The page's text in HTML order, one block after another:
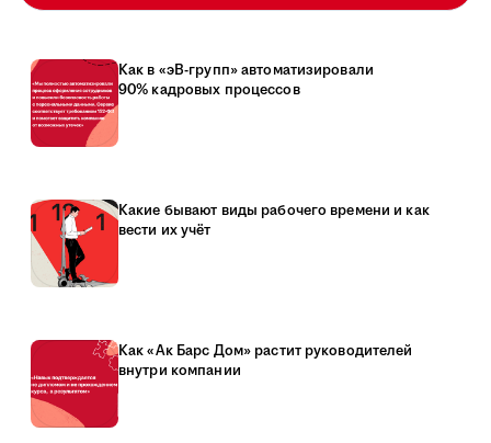
Как в «эВ-групп» автоматизировали
90% кадровых процессов
Какие бывают виды рабочего времени и как
вести их учёт
Как «Ак Барс Дом» растит руководителей
внутри компании